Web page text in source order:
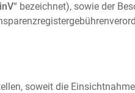
“ bezeichnet), sowie der
soweit die